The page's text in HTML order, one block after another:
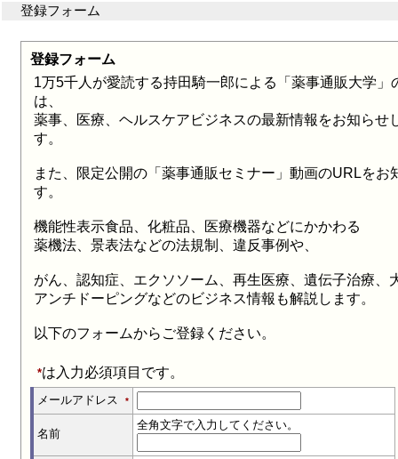
登録フォーム
登録フォーム
1万5千人が愛読する持田騎一郎による「薬事通販大学」
は、
薬事、医療、ヘルスケアビジネスの最新情報をお知らせ
す。
また、限定公開の「薬事通販セミナー」動画のURLをお
す。
機能性表示食品、化粧品、医療機器などにかかわる
薬機法、景表法などの法規制、違反事例や、
がん、認知症、エクソソーム、再生医療、遺伝子治療、
アンチドーピングなどのビジネス情報も解説します。
以下のフォームからご登録ください。
*は入力必須項目です。
メールアドレス *
名前
全角文字で入力してください。